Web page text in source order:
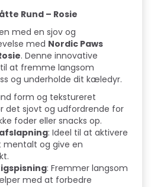
Rund – Rosie
med en sjov og
med Nordic Paws
. Denne innovative
at fremme langsom
og underholde dit kæledyr.
form og tekstureret
det sjovt og udfordrende for
foder eller snacks op.
: Ideel til at aktivere
mentalt og give en
: Fremmer langsom
med at forbedre